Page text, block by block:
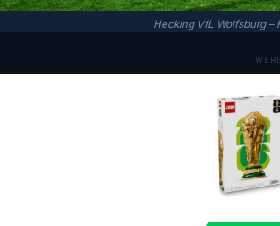
Hecking VfL Wolfsburg –